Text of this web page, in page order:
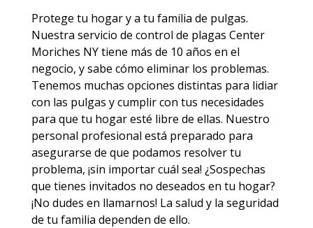
Protege tu hogar y a tu familia de pulgas.
Nuestra servicio de control de plagas Center
Moriches NYtiene más de 10 años en el
negocio, y sabe cómo eliminar los problemas.
Tenemos muchas opciones distintas para lidiar
con las pulgas y cumplir con tus necesidades
para que tu hogar esté libre de ellas. Nuestro
personal profesional está preparado para
asegurarse de que podamos resolver tu
problema, ¡sin importar cuál sea! ¿Sospechas
que tienes invitados no deseados en tu hogar?
¡No dudes en llamarnos! La salud y la seguridad
de tu familia dependen de ello.